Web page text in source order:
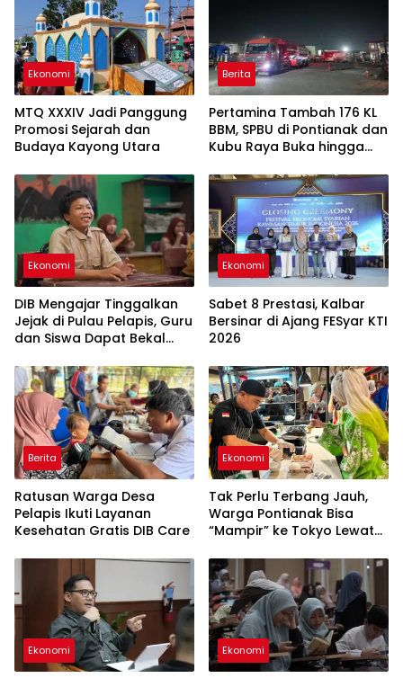
Ekonomi
MTQ XXXIV Jadi Panggung
Promosi Sejarah dan
Budaya Kayong Utara
Berita
Pertamina Tambah 176 KL
BBM, SPBU di Pontianak dan
Kubu Raya Buka hingga
Antrean
Ekonomi
DIB Mengajar Tinggalkan
Jejak di Pulau Pelapis, Guru
dan Siswa Dapat Bekal
Ekonomi
Sabet 8 Prestasi, Kalbar
Bersinar di Ajang FESyar KTI
2026
Berita
Ratusan Warga Desa
Pelapis Ikuti Layanan
Kesehatan Gratis DIB Care
Ekonomi
Tak Perlu Terbang Jauh,
Warga Pontianak Bisa
“Mampir” ke Tokyo Lewat
Ekonomi Ekonomi